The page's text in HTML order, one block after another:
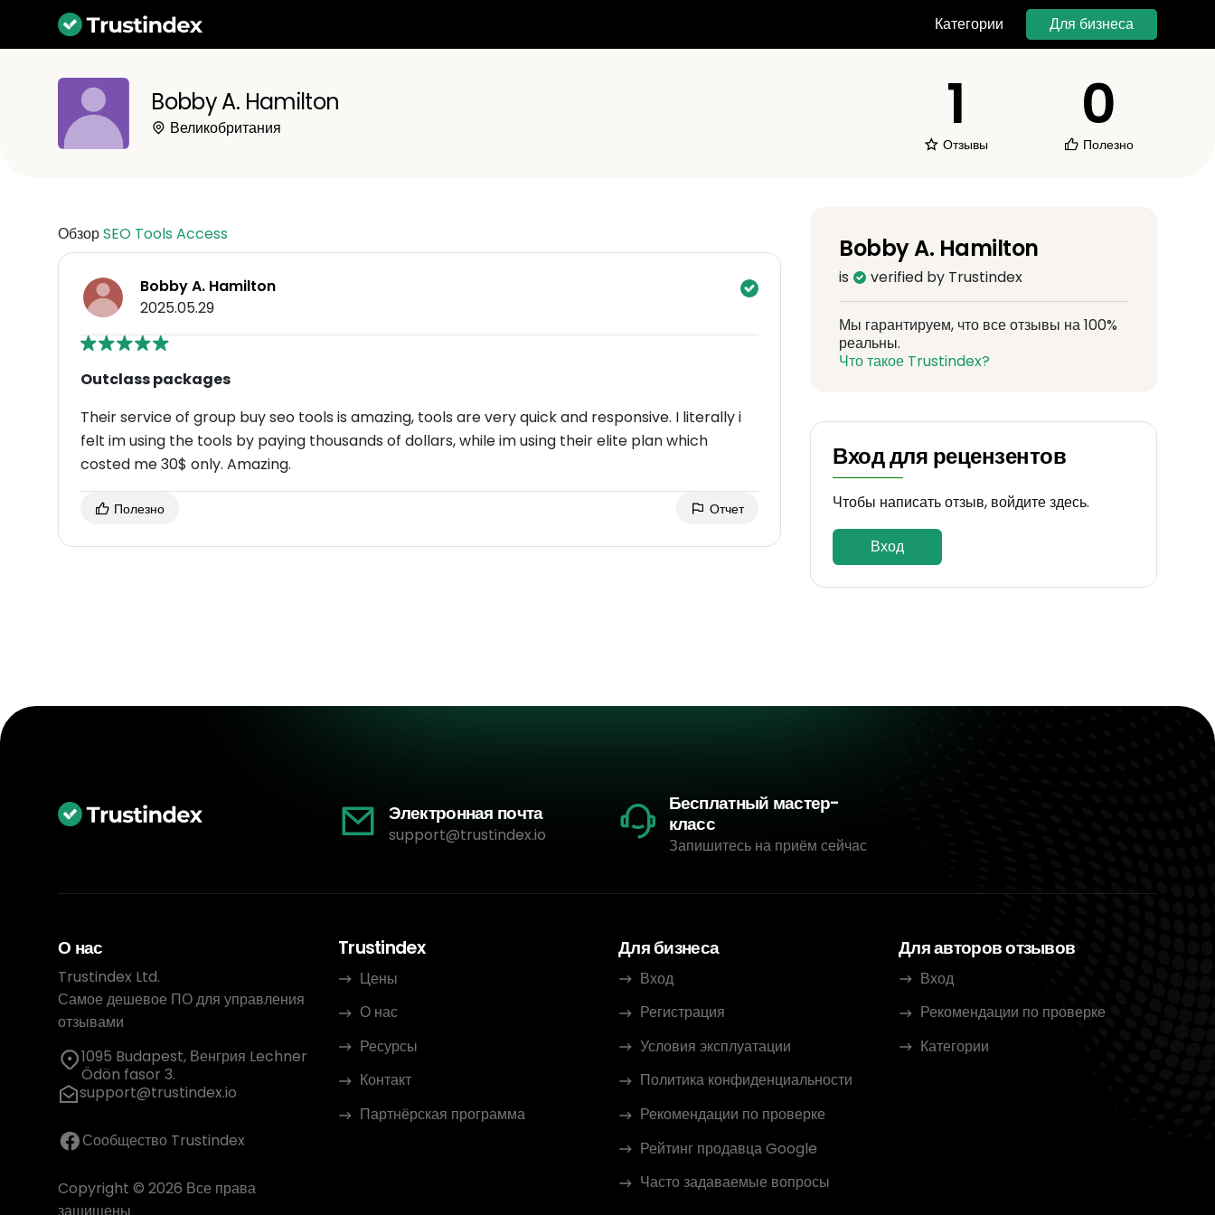
Категории Для бизнеса
Bobby A. Hamilton
Великобритания 1
Отзывы
0
Полезно
ОбзорSEO Tools Access
Bobby A. Hamilton
2025.05.29
Outclass packages
Their service of group buy seo tools is amazing, tools are very quick and responsive. I literally i
felt im using the tools by paying thousands of dollars, while im using their elite plan which
costed me 30$ only. Amazing.
Полезно Отчет
Bobby A. Hamilton
is verified by Trustindex
Мы гарантируем, что все отзывы на 100%
реальны.
Что такое Trustindex?
Вход для рецензентов
Чтобы написать отзыв, войдите здесь.
Вход
Электронная почта
support@trustindex.io
Бесплатный мастер-
класс
Запишитесь на приём сейчас
О нас
Trustindex Ltd.
Самое дешевое ПО для управления
отзывами
1095 Budapest, Венгрия Lechner
Ödön fasor 3.
support@trustindex.io
Сообщество Trustindex
Copyright © 2026 Все права
защищены
Trustindex
Цены
О нас
Ресурсы
Контакт
Партнёрская программа
Для бизнеса
Вход
Регистрация
Условия эксплуатации
Политика конфиденциальности
Рекомендации по проверке
Рейтинг продавца Google
Часто задаваемые вопросы
Для авторов отзывов
Вход
Рекомендации по проверке
Категории